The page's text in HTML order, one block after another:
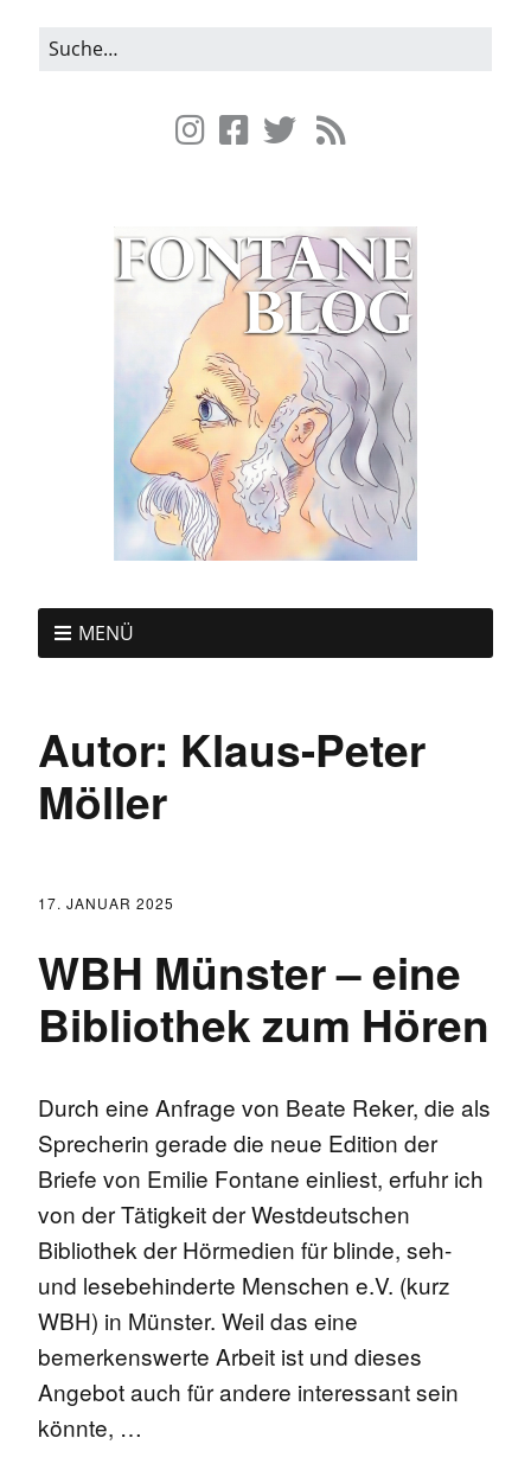
MENÜ
Autor: Klaus-Peter
Möller
17. JANUAR 2025
WBH Münster – eine
Bibliothek zum Hören
Durch eine Anfrage von Beate Reker, die als
Sprecherin gerade die neue Edition der
Briefe von Emilie Fontane einliest, erfuhr ich
von der Tätigkeit der Westdeutschen
Bibliothek der Hörmedien für blinde, seh-
und lesebehinderte Menschen e.V. (kurz
WBH) in Münster. Weil das eine
bemerkenswerte Arbeit ist und dieses
Angebot auch für andere interessant sein
könnte, …